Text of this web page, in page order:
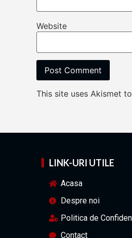
Website
This site uses Akismet
LINK-URI UTILE
Acasa
Despre noi
Politica de
Contact